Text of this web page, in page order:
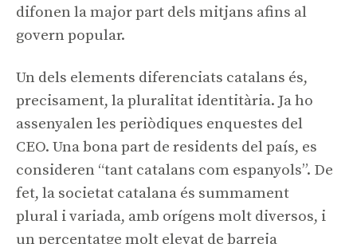
difonen la major part dels mitjans afins al
govern popular.
Un dels elements diferenciats catalans és,
precisament, la pluralitat identitària. Ja ho
assenyalen les periòdiques enquestes del
CEO. Una bona part de residents del país, es
consideren “tant catalans com espanyols”. De
fet, la societat catalana és summament
plural i variada, amb orígens molt diversos, i
un percentatge molt elevat de barreja